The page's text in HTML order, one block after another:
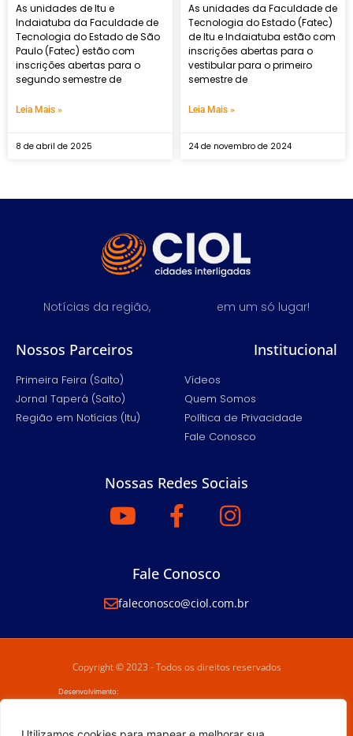
As unidades de Itu e
Indaiatuba da Faculdade de
Tecnologia do Estado de São
Paulo (Fatec) estão com
inscrições abertas para o
segundo semestre de
Leia Mais »
8 de abril de 2025
As unidades da Faculdade de
Tecnologia do Estado (Fatec)
de Itu e Indaiatuba estão com
inscrições abertas para o
vestibular para o primeiro
semestre de
Leia Mais »
24 de novembro de 2024
Notícias da região, em um só lugar!
Nossos Parceiros
Primeira Feira (Salto)
Jornal Taperá (Salto)
Região em Notícias (Itu)
Institucional
Vídeos
Quem Somos
Política de Privacidade
Fale Conosco
Nossas Redes Sociais
Fale Conosco
faleconosco@ciol.com.br
Copyright © 2023 - Todos os direitos reservados
Desenvolvimento: